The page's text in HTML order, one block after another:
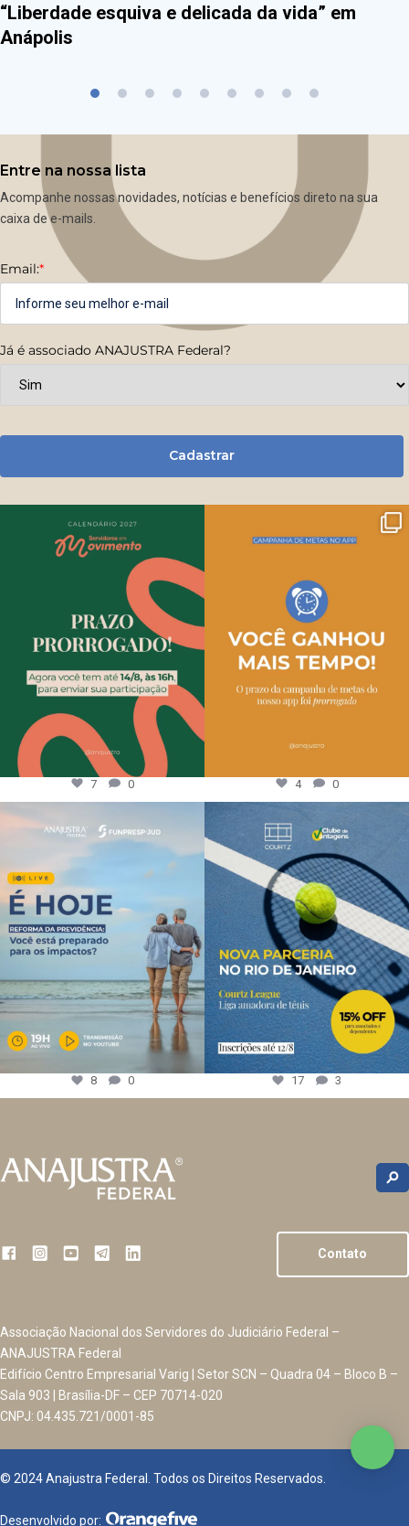
“Liberdade esquiva e delicada da vida” em
Anápolis
Entre na nossa lista
Acompanhe nossas novidades, notícias e benefícios direto na sua
caixa de e-mails.
Email:*
Já é associado ANAJUSTRA Federal?
Cadastrar
7 0 4 0
8 0 17 3
Contato
Associação Nacional dos Servidores do Judiciário Federal –
ANAJUSTRA Federal
Edifício Centro Empresarial Varig | Setor SCN – Quadra 04 – Bloco B –
Sala 903 | Brasília-DF – CEP 70714-020
CNPJ: 04.435.721/0001-85
© 2024 Anajustra Federal. Todos os Direitos Reservados.
Desenvolvido por: